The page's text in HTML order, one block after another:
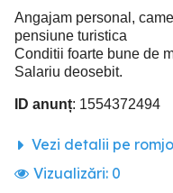
Angajam personal,
pensiune turistica
Conditii foarte bune de
Salariu deosebit.
ID anunț: 1554372494
Vezi detalii pe
Vizualizări: 0